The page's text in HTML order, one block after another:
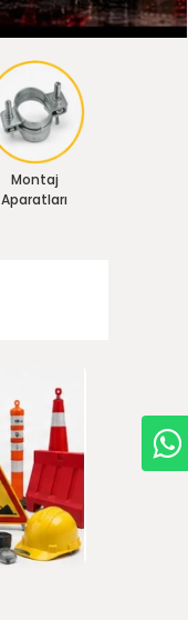
Montaj
Aparatları